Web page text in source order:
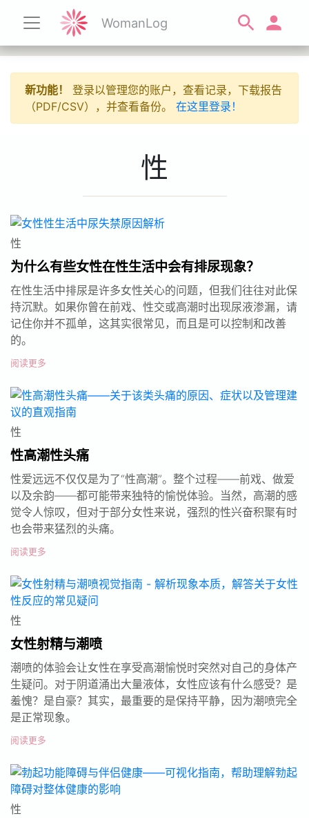
WomanLog
新功能！
登录以管理您的账户，查看记录，下载报告
（PDF/CSV），并查看备份。 在这里登录！
性
性
为什么有些女性在性生活中会有排尿现象？
在性生活中排尿是许多女性关心的问题，但我们往往对此保
持沉默。如果你曾在前戏、性交或高潮时出现尿液渗漏，请
记住你并不孤单，这其实很常见，而且是可以控制和改善
的。
阅读更多
性
性高潮性头痛
性爱远远不仅仅是为了“性高潮”。整个过程——前戏、做爱
以及余韵——都可能带来独特的愉悦体验。当然，高潮的感
觉令人惊叹，但对于部分女性来说，强烈的性兴奋积聚有时
也会带来猛烈的头痛。
阅读更多
性
女性射精与潮喷
潮喷的体验会让女性在享受高潮愉悦时突然对自己的身体产
生疑问。对于阴道涌出大量液体，女性应该有什么感受？是
羞愧？是自豪？其实，最重要的是保持平静，因为潮喷完全
是正常现象。
阅读更多
性